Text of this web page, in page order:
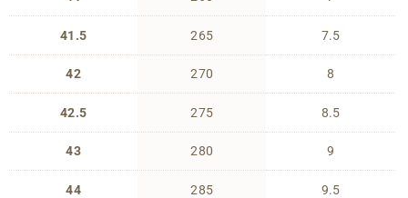
41.5
42
42.5
43
44
265
270
275
280
285
7.5
8
8.5
9
9.5